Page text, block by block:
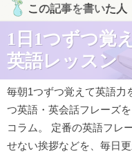
この記事を書いた人
1日1つずつ覚
英語レッスン
毎朝1つずつ覚えて英語力
つ英語・英会話フレーズ
コラム。 定番の英語フレ
せない挨拶などを、毎日更